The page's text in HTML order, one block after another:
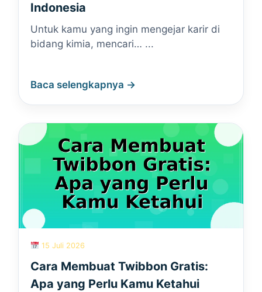
Indonesia
Untuk kamu yang ingin mengejar karir di
bidang kimia, mencari… ...
Baca selengkapnya →
15 Juli 2026
Cara Membuat Twibbon Gratis:
Apa yang Perlu Kamu Ketahui